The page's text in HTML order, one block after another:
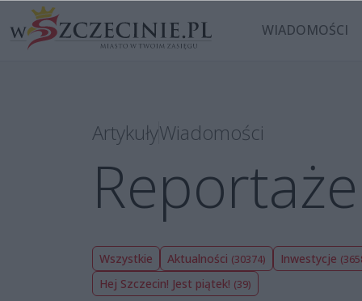
WIADOMOŚCI
ArtykułyWiadomości
Reportaże
Wszystkie Aktualności (30374) Inwestycje
Hej Szczecin! Jest piątek! (39)